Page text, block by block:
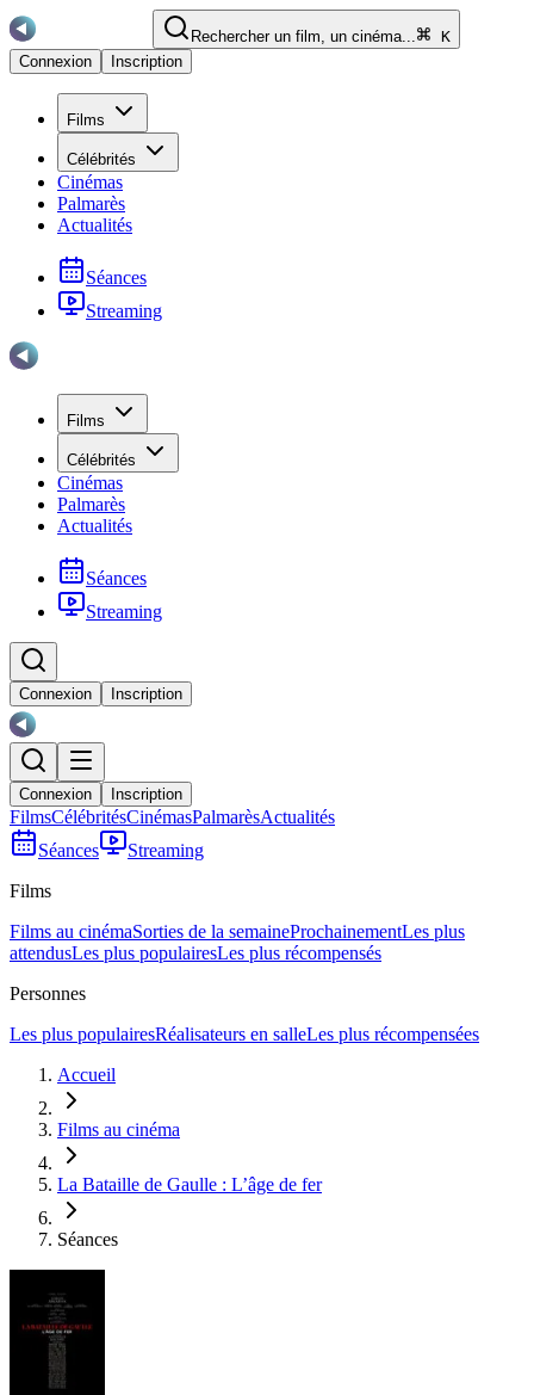
Rechercher un film, un cinéma...
K
Connexion
Inscription
Films
Célébrités
Cinémas
Palmarès
Actualités
Séances
Streaming
Films
Célébrités
Cinémas
Palmarès
Actualités
Séances
Streaming
Connexion Inscription
Connexion Inscription
FilmsCélébritésCinémasPalmarèsActualités
Séances
Streaming
Films
Films au cinémaSorties de la semaineProchainementLes plus
attendusLes plus populairesLes plus récompensés
Personnes
Les plus populairesRéalisateurs en salleLes plus récompensées
Accueil
Films au cinéma
La Bataille de Gaulle : L’âge de fer
Séances